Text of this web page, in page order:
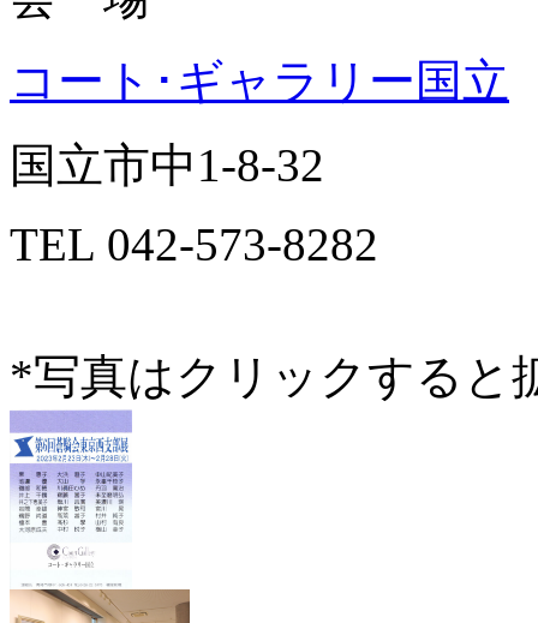
コート･ギャラリー国立
国立市中1-8-32
TEL 042-573-8282
*写真はクリックすると